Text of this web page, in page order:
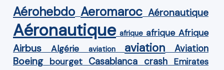
Aérohebdo Aeromaroc Aéronautique
Aéronautique afrique afrique Afrique
Airbus Algérie aviation aviation Aviation
Boeing bourget Casablanca crash Emirates